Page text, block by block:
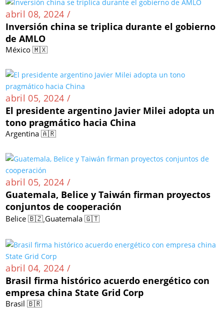
abril 08, 2024 /
Inversión china se triplica durante el gobierno
de AMLO
México 🇲🇽
abril 05, 2024 /
El presidente argentino Javier Milei adopta un
tono pragmático hacia China
Argentina 🇦🇷
abril 05, 2024 /
Guatemala, Belice y Taiwán firman proyectos
conjuntos de cooperación
Belice 🇧🇿,Guatemala 🇬🇹
abril 04, 2024 /
Brasil firma histórico acuerdo energético con
empresa china State Grid Corp
Brasil 🇧🇷